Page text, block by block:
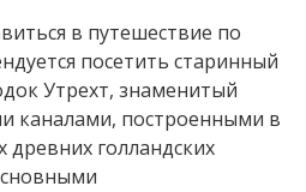
в путешествие по
посетить старинный
Утрехт, знаменитый
каналами, построенными в
древних голландских